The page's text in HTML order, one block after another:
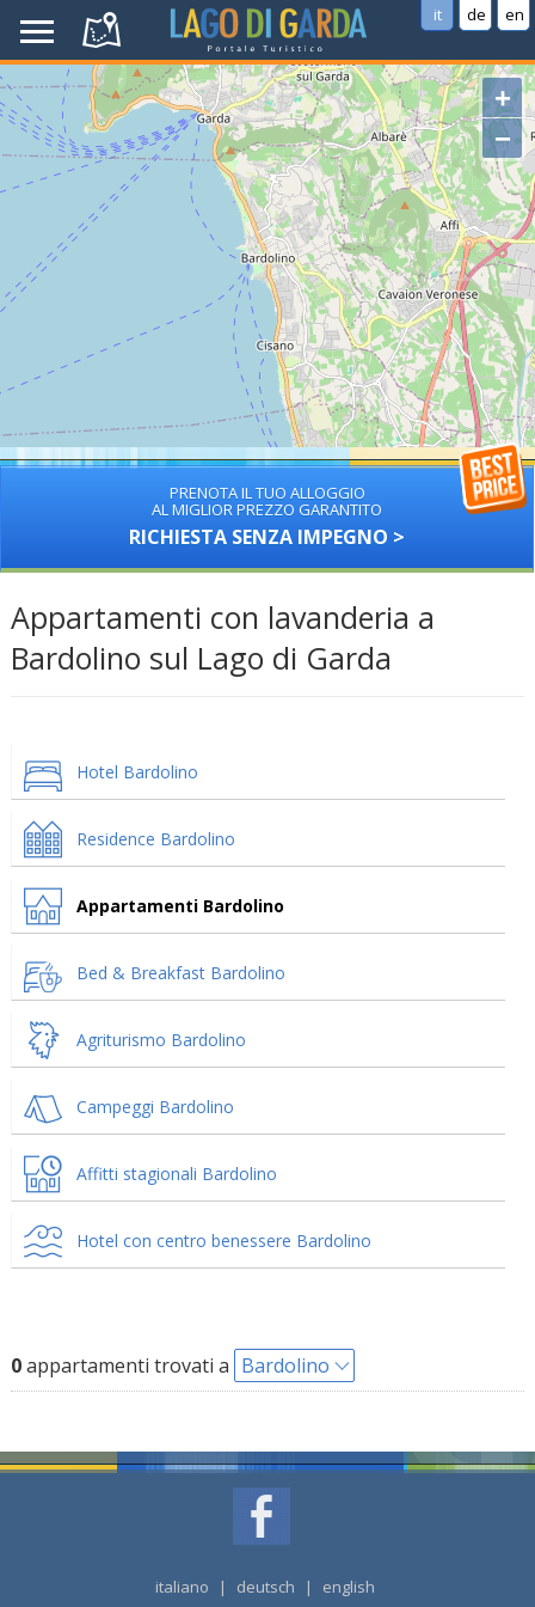
it de en
+
−
PRENOTA IL TUO ALLOGGIO
AL MIGLIOR PREZZO GARANTITO
RICHIESTA SENZA IMPEGNO >
Appartamenti con lavanderia a
Bardolino sul Lago di Garda
Hotel Bardolino
Residence Bardolino
Appartamenti Bardolino
Bed & Breakfast Bardolino
Agriturismo Bardolino
Campeggi Bardolino
Affitti stagionali Bardolino
Hotel con centro benessere Bardolino
0appartamenti trovati a Bardolino
italiano | deutsch | english